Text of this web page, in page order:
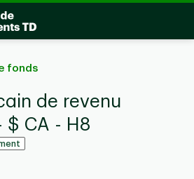
fonds
de revenu
$ CA - H8